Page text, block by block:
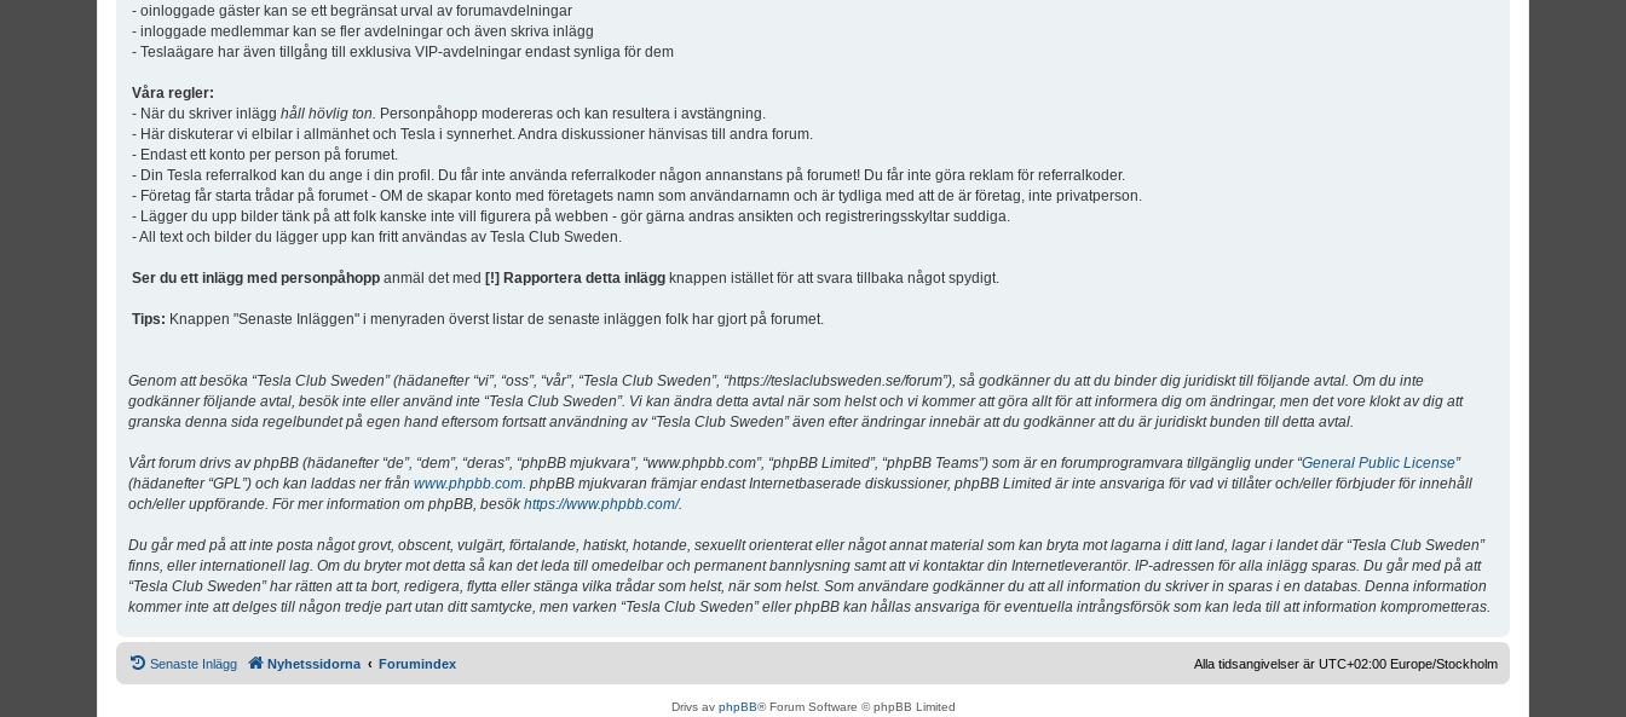
- oinloggade gäster kan se ett begränsat urval av forumavdelningar
- inloggade medlemmar kan se fler avdelningar och även skriva inlägg
- Teslaägare har även tillgång till exklusiva VIP-avdelningar endast synliga för dem
Våra regler:
- När du skriver inlägg håll hövlig ton. Personpåhopp modereras och kan resultera i avstängning.
- Här diskuterar vi elbilar i allmänhet och Tesla i synnerhet. Andra diskussioner hänvisas till andra forum.
- Endast ett konto per person på forumet.
- Din Tesla referralkod kan du ange i din profil. Du får inte använda referralkoder någon annanstans på forumet! Du får inte göra reklam för referralkoder.
- Företag får starta trådar på forumet - OM de skapar konto med företagets namn som användarnamn och är tydliga med att de är företag, inte privatperson.
- Lägger du upp bilder tänk på att folk kanske inte vill figurera på webben - gör gärna andras ansikten och registreringsskyltar suddiga.
- All text och bilder du lägger upp kan fritt användas av Tesla Club Sweden.
Ser du ett inlägg med personpåhopp anmäl det med [!] Rapportera detta inlägg knappen istället för att svara tillbaka något spydigt.
Tips: Knappen "Senaste Inläggen" i menyraden överst listar de senaste inläggen folk har gjort på forumet.
Genom att besöka “Tesla Club Sweden” (hädanefter “vi”, “oss”, “vår”, “Tesla Club Sweden”, “https://teslaclubsweden.se/forum”), så godkänner du att du binder dig juridiskt till följande avtal. Om du inte
godkänner följande avtal, besök inte eller använd inte “Tesla Club Sweden”. Vi kan ändra detta avtal när som helst och vi kommer att göra allt för att informera dig om ändringar, men det vore klokt av dig att
granska denna sida regelbundet på egen hand eftersom fortsatt användning av “Tesla Club Sweden” även efter ändringar innebär att du godkänner att du är juridiskt bunden till detta avtal.
Vårt forum drivs av phpBB (hädanefter “de”, “dem”, “deras”, “phpBB mjukvara”, “www.phpbb.com”, “phpBB Limited”, “phpBB Teams”) som är en forumprogramvara tillgänglig under “General Public License”
(hädanefter “GPL”) och kan laddas ner från www.phpbb.com. phpBB mjukvaran främjar endast Internetbaserade diskussioner, phpBB Limited är inte ansvariga för vad vi tillåter och/eller förbjuder för innehåll
och/eller uppförande. För mer information om phpBB, besökhttps://www.phpbb.com/.
Du går med på att inte posta något grovt, obscent, vulgärt, förtalande, hatiskt, hotande, sexuellt orienterat eller något annat material som kan bryta mot lagarna i ditt land, lagar i landet där “Tesla Club Sweden”
finns, eller internationell lag. Om du bryter mot detta så kan det leda till omedelbar och permanent bannlysning samt att vi kontaktar din Internetleverantör. IP-adressen för alla inlägg sparas. Du går med på att
“Tesla Club Sweden” har rätten att ta bort, redigera, flytta eller stänga vilka trådar som helst, när som helst. Som användare godkänner du att all information du skriver in sparas i en databas. Denna information
kommer inte att delges till någon tredje part utan ditt samtycke, men varken “Tesla Club Sweden” eller phpBB kan hållas ansvariga för eventuella intrångsförsök som kan leda till att information komprometteras.
Senaste Inlägg Nyhetssidorna Forumindex Alla tidsangivelser är UTC+02:00 Europe/Stockholm
Drivs av phpBB® Forum Software © phpBB Limited